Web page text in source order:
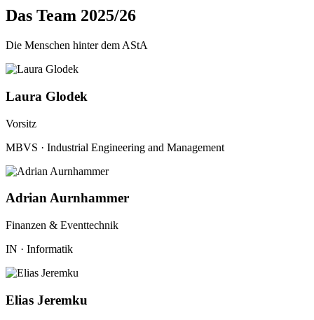
Das Team 2025/26
Die Menschen hinter dem AStA
Laura Glodek
Vorsitz
MBVS · Industrial Engineering and Management
Adrian Aurnhammer
Finanzen & Eventtechnik
IN · Informatik
Elias Jeremku